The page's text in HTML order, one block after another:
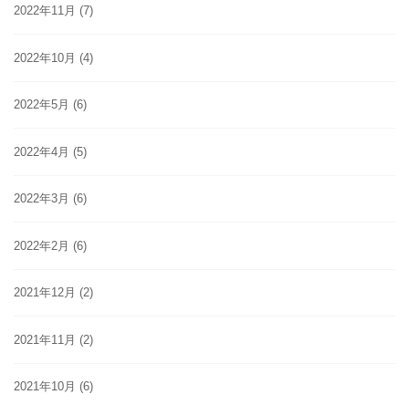
2022年11月 (7)
2022年10月 (4)
2022年5月 (6)
2022年4月 (5)
2022年3月 (6)
2022年2月 (6)
2021年12月 (2)
2021年11月 (2)
2021年10月 (6)